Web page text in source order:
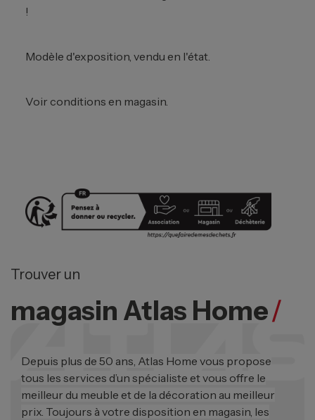
!
Modèle d'exposition, vendu en l'état.
Voir conditions en magasin.
Trouver un
magasin Atlas Home/
Depuis plus de 50 ans, Atlas Home vous propose
tous les services d’un spécialiste et vous offre le
meilleur du meuble et de la décoration au meilleur
prix. Toujours à votre disposition en magasin, les